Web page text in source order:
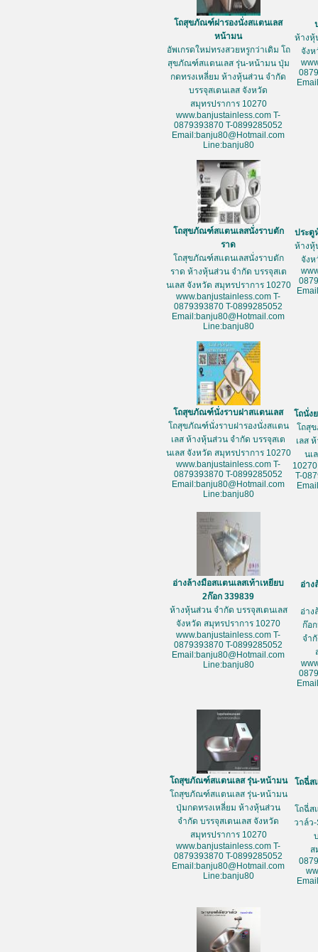
โถสุขภัณฑ์ฝารองนั่งสแตนเลส
หน้ามน
อัพเกรดใหม่ทรงสวยหรูกว่าเดิม โถ
สุขภัณฑ์สแตนเลส รุ่น-หน้ามน ปุ่ม
กดทรงเหลี่ยม ห้างหุ้นส่วน จำกัด
บรรจุสเตนเลส จังหวัด
สมุทรปราการ 10270
www.banjustainless.com T-
0879393870 T-0899285052
Email:banju80@Hotmail.com
Line:banju80
ห้างหุ้
จังห
โถสุขภัณฑ์สแตนเลสนั่งราบตัก
ราด
โถสุขภัณฑ์สแตนเลสนั่งราบตัก
ราด ห้างหุ้นส่วน จำกัด บรรจุสเต
นเลส จังหวัด สมุทรปราการ 10270
www.banjustainless.com T-
0879393870 T-0899285052
Email:banju80@Hotmail.com
Line:banju80
ประตู
ห้างหุ้
จังห
โถสุขภัณฑ์นั่งราบฝาสแตนเลส
โถสุขภัณฑ์นั่งราบฝารองนั่งสแตน
เลส ห้างหุ้นส่วน จำกัด บรรจุสเต
นเลส จังหวัด สมุทรปราการ 10270
www.banjustainless.com T-
0879393870 T-0899285052
Email:banju80@Hotmail.com
Line:banju80
โถนั่ง
โถสุ
เลส
นเ
T-
อ่างล้างมือสแตนเลสเท้าเหยียบ
2ก๊อก 339839
ห้างหุ้นส่วน จำกัด บรรจุสเตนเลส
จังหวัด สมุทรปราการ 10270
www.banjustainless.com T-
0879393870 T-0899285052
Email:banju80@Hotmail.com
Line:banju80
อ่าง
อ่าง
ก๊อ
จำ
โถสุขภัณฑ์สแตนเลส รุ่น-หน้ามน
โถสุขภัณฑ์สแตนเลส รุ่น-หน้ามน
ปุ่มกดทรงเหลี่ยม ห้างหุ้นส่วน
จำกัด บรรจุสเตนเลส จังหวัด
สมุทรปราการ 10270
www.banjustainless.com T-
0879393870 T-0899285052
Email:banju80@Hotmail.com
Line:banju80
โถฉี่ส
โถฉี่ส
วาล์ว
ส